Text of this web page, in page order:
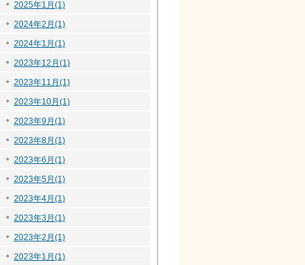
2025年1月(1)
2024年2月(1)
2024年1月(1)
2023年12月(1)
2023年11月(1)
2023年10月(1)
2023年9月(1)
2023年8月(1)
2023年6月(1)
2023年5月(1)
2023年4月(1)
2023年3月(1)
2023年2月(1)
2023年1月(1)